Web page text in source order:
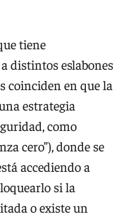
tiene
distintos eslabones
coinciden en que la
estrategia
como
cero”), donde se
accediendo a
si la
o existe un